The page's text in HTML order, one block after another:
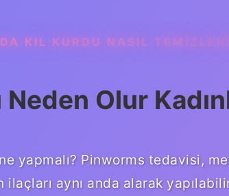
KIL KURDU NASIL
Neden Olur
yapmalı? Pinworms tedavisi,
ilaçları aynı anda alarak